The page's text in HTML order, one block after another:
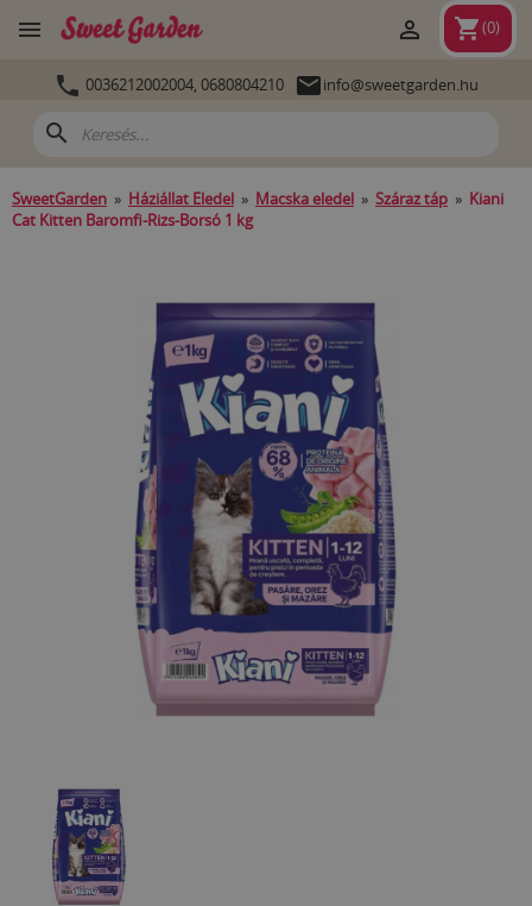
 shopping_cart(0)

 0036212002004, 0680804210 info@sweetgarden.hu
search
SweetGarden » Háziállat Eledel » Macska eledel » Száraz táp » Kiani
Cat Kitten Baromfi-Rizs-Borsó 1 kg